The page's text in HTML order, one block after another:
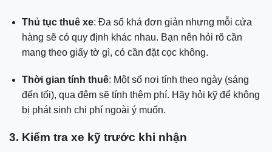
Thủ tục thuê xe: Đa số khá đơn giản nhưng mỗi cửa
hàng sẽ có quy định khác nhau. Bạn nên hỏi rõ cần
mang theo giấy tờ gì, có cần đặt cọc không.
Thời gian tính thuê: Một số nơi tính theo ngày (sáng
đến tối), qua đêm sẽ tính thêm phí. Hãy hỏi kỹ để không
bị phát sinh chi phí ngoài ý muốn.
3. Kiểm tra xe kỹ trước khi nhận